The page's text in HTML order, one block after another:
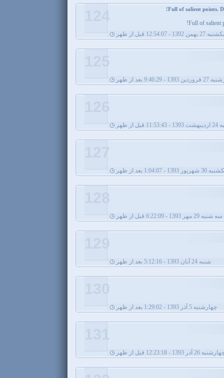
Full of salient
يکشنبه 27 بهمن 1392 - 12:54:07 قبل از ظهر
124
- 9:46:29 بعد از ظهر
125
از ظهر
126
30 شهریور 1393 - 1:04:07 بعد از ظهر
127
سه شنبه 29 مهر 1393 - 6:22:09 قبل از ظهر
128
شنبه 24 آبان 1393 - 5:12:16 بعد از ظهر
129
چهارشنبه 5 آذر 1393 - 1:29:02 بعد از ظهر
130
26 آذر 1393 - 12:23:18 قبل از ظهر
131